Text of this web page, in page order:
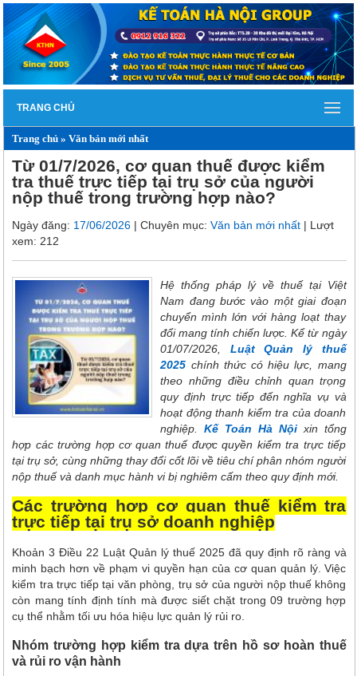
TRANG CHỦ
Trang chủ »Văn bản mới nhất
Từ 01/7/2026, cơ quan thuế được kiểm
tra thuế trực tiếp tại trụ sở của người
nộp thuế trong trường hợp nào?
Ngày đăng: 17/06/2026 | Chuyên mục:Văn bản mới nhất | Lượt
xem: 212
Hệ thống pháp lý về thuế tại Việt
Nam đang bước vào một giai đoạn
chuyển mình lớn với hàng loạt thay
đổi mang tính chiến lược. Kể từ ngày
01/07/2026, Luật Quản lý thuế
2025 chính thức có hiệu lực, mang
theo những điều chỉnh quan trọng
quy định trực tiếp đến nghĩa vụ và
hoạt động thanh kiểm tra của doanh
nghiệp.Kế Toán Hà Nộixin tổng
hợp các trường hợp cơ quan thuế được quyền kiểm tra trực tiếp
tại trụ sở, cùng những thay đổi cốt lõi về tiêu chí phân nhóm người
nộp thuế và danh mục hành vi bị nghiêm cấm theo quy định mới.
Các trường hợp cơ quan thuế kiểm tra
trực tiếp tại trụ sở doanh nghiệp
Khoản 3 Điều 22 Luật Quản lý thuế 2025 đã quy định rõ ràng và
minh bạch hơn về phạm vi quyền hạn của cơ quan quản lý. Việc
kiểm tra trực tiếp tại văn phòng, trụ sở của người nộp thuế không
còn mang tính định tính mà được siết chặt trong 09 trường hợp
cụ thể nhằm tối ưu hóa hiệu lực quản lý rủi ro.
Nhóm trường hợp kiểm tra dựa trên hồ sơ hoàn thuế
và rủi ro vận hành